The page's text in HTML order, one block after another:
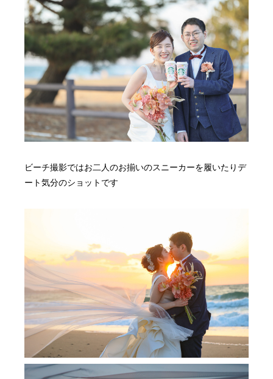
ビーチ撮影ではお二人のお揃いのスニーカーを履いたりデ
ート気分のショットです